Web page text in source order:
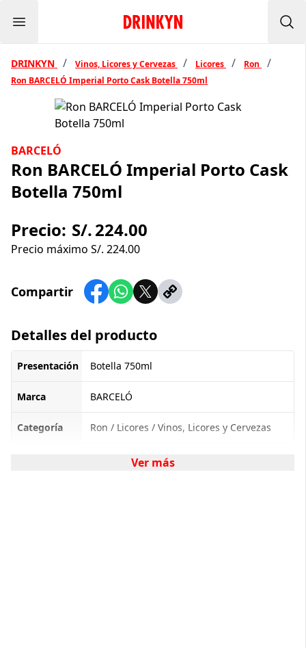
Menu Inicio Drinkyn
DRINKYN / Vinos, Licores y Cervezas / Licores / Ron /
Ron BARCELÓ Imperial Porto Cask Botella 750ml
BARCELÓ
Ron BARCELÓ Imperial Porto Cask
Botella 750ml
Precio: S/.224.00
Precio máximo S/. 224.00
Compartir
Detalles del producto
Presentación Botella 750ml
Marca BARCELÓ
Categoría Ron / Licores / Vinos, Licores y Cervezas
Ver más